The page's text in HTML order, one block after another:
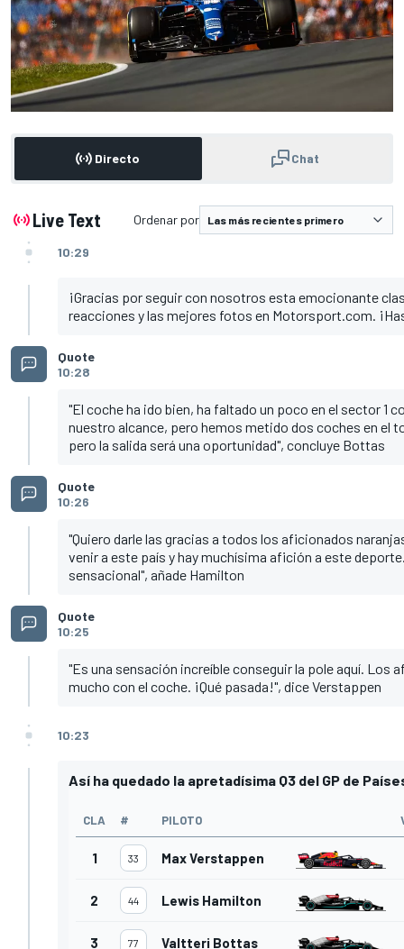
Directo Chat
Live Text Ordenar por
10:29
¡Gracias por seguir con nosotros esta emocionante
reacciones y las mejores fotos en Motorsport.com.
Quote
10:28
"El coche ha ido bien, ha faltado un poco en el sector 1
nuestro alcance, pero hemos metido dos coches en el
pero la salida será una oportunidad", concluye Bottas
Quote
10:26
"Quiero darle las gracias a todos los aficionados
venir a este país y hay muchísima afición a este
sensacional", añade Hamilton
Quote
10:25
"Es una sensación increíble conseguir la pole aquí. Los
mucho con el coche. ¡Qué pasada!", dice Verstappen
10:23
Así ha quedado la apretadísima Q3 del GP de
CLA # PILOTO
1 33 Max Verstappen
2 44 Lewis Hamilton
3 77 Valtteri Bottas